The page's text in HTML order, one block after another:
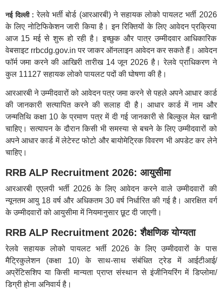
नई दिल्ली :रेलवे भर्ती बोर्ड (आरआरबी) ने सहायक लोको पायलट भर्ती 2026
के लिए नोटिफिकेशन जारी किया है। इन रिक्तियों के लिए आवेदन प्रक्रिया
आज 15 मई से शुरू हो रही है। इच्छुक और पात्र उम्मीदवार आधिकारिक
वेबसाइट rrbcdg.gov.in पर जाकर ऑनलाइन आवेदन कर सकते हैं। आवेदन
फॉर्म जमा करने की आखिरी तारीख 14 जून 2026 है। रेलवे प्राधिकरण ने
कुल 11127 सहायक लोको पायलट पदों की घोषणा की है।
आरआरबी ने उम्मीदवारों को आवेदन पत्र जमा करने से पहले अपने आधार कार्ड
की जानकारी सत्यापित करने की सलाह दी है। आधार कार्ड में नाम और
जन्मतिथि कक्षा 10 के प्रमाण पत्र में दी गई जानकारी से बिल्कुल मेल खानी
चाहिए। सत्यापन के दौरान किसी भी समस्या से बचने के लिए उम्मीदवारों को
अपने आधार कार्ड में लेटेस्ट फोटो और बायोमेट्रिक विवरण भी अपडेट कर लेने
चाहिए।
RRB ALP Recruitment 2026: आयुसीमा
आरआरबी एएलपी भर्ती 2026 के लिए आवेदन करने वाले उम्मीदवारों की
न्यूनतम आयु 18 वर्ष और अधिकतम 30 वर्ष निर्धारित की गई है। आरक्षित वर्ग
के उम्मीदवारों को आयुसीमा में नियमानुसार छूट दी जाएगी।
RRB ALP Recruitment 2026: शैक्षणिक योग्यता
रेलवे सहायक लोको पायलट भर्ती 2026 के लिए उम्मीदवारों के पास
मैट्रिकुलेशन (कक्षा 10) के साथ-साथ संबंधित ट्रेड में आईटीआई/
अप्रेंटिसशिप या किसी मान्यता प्राप्त संस्थान से इंजीनियरिंग में डिप्लोमा/
डिग्री होना अनिवार्य है।